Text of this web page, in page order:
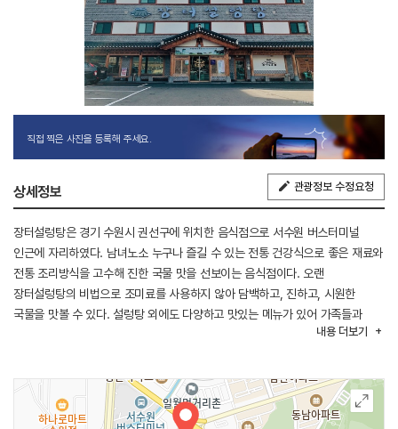
직접 찍은 사진을 등록해 주세요.
상세정보 관광정보 수정요청
장터설렁탕은 경기 수원시 권선구에 위치한 음식점으로 서수원 버스터미널
인근에 자리하였다. 남녀노소 누구나 즐길 수 있는 전통 건강식으로 좋은 재료와
전통 조리방식을 고수해 진한 국물 맛을 선보이는 음식점이다. 오랜
장터설렁탕의 비법으로 조미료를 사용하지 않아 담백하고, 진하고, 시원한
국물을 맛볼 수 있다. 설렁탕 외에도 다양하고 맛있는 메뉴가 있어 가족들과
함께 외식하기 좋다. 넓은 주차장과 아늑한 실내 인테리어로 가족 단위의 모임을
내용 더보기